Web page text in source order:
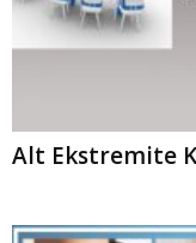
Alt Ekstremite